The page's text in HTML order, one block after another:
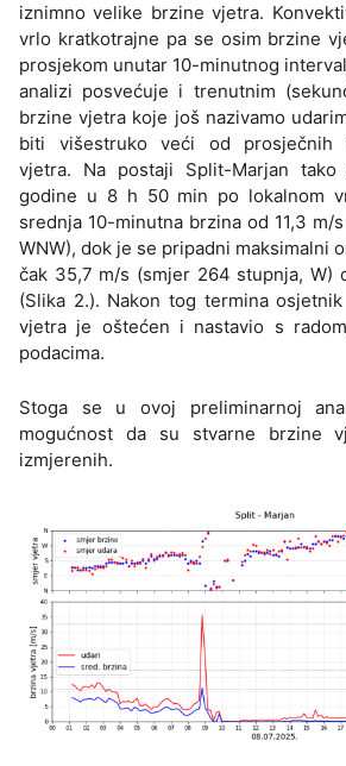
iznimno velike brzine vjetra.
vrlo kratkotrajne pa se osim brzine
prosjekom unutar 10-minutnog
analizi posvećuje i trenutnim
brzine vjetra koje još nazivamo
biti višestruko veći od prosječnih
vjetra. Na postaji Split-Marjan
godine u 8 h 50 min po lokalnom
srednja 10-minutna brzina od 11,3 m/
WNW), dok je se pripadni maksimalni
čak 35,7 m/s (smjer 264 stupnja, W)
(Slika 2.). Nakon tog termina
vjetra je oštećen i nastavio s
podacima.
Stoga se u ovoj preliminarnoj
mogućnost da su stvarne brzine
izmjerenih.